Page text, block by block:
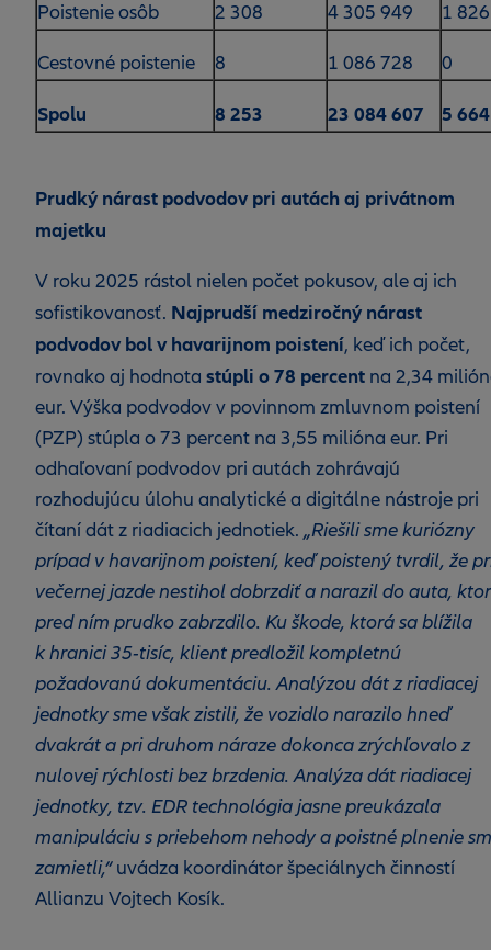
Poistenie osôb 2 308 4 305 949 1 826
Cestovné poistenie 8 1 086 728 0
Spolu 8 253 23 084 607 5 664
Prudký nárast podvodov pri autách aj privátnom
majetku
V roku 2025 rástol nielen počet pokusov, ale aj ich
sofistikovanosť. Najprudší medziročný nárast
podvodov bol v havarijnom poistení, keď ich počet,
rovnako aj hodnota stúpli o 78 percent na 2,34
eur. Výška podvodov v povinnom zmluvnom poistení
(PZP) stúpla o 73 percent na 3,55 milióna eur. Pri
odhaľovaní podvodov pri autách zohrávajú
rozhodujúcu úlohu analytické a digitálne nástroje pri
čítaní dát z riadiacich jednotiek. „Riešili sme kuriózny
prípad v havarijnom poistení, keď poistený tvrdil, že
večernej jazde nestihol dobrzdiť a narazil do auta,
pred ním prudko zabrzdilo. Ku škode, ktorá sa blížila
k hranici 35-tisíc, klient predložil kompletnú
požadovanú dokumentáciu. Analýzou dát z riadiacej
jednotky sme však zistili, že vozidlo narazilo hneď
dvakrát a pri druhom náraze dokonca zrýchľovalo z
nulovej rýchlosti bez brzdenia. Analýza dát riadiacej
jednotky, tzv. EDR technológia jasne preukázala
manipuláciu s priebehom nehody a poistné plnenie
zamietli,“uvádza koordinátor špeciálnych činností
Allianzu Vojtech Kosík.